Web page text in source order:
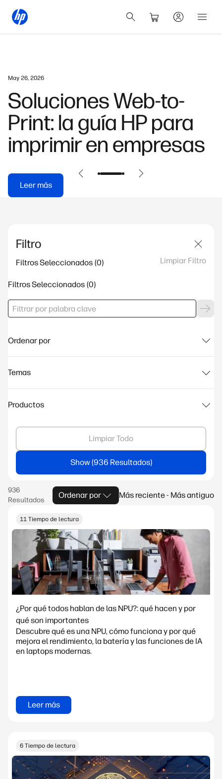
May 26, 2026
Soluciones Web-to-
Print: la guía HP para
imprimir en empresas
Leer más
Filtro
Filtros Seleccionados Limpiar Filtro
Filtros Seleccionados
Ordenar por
Temas
Productos
Limpiar Todo
Show
Ordenar por Más reciente - Más antiguo
11 Tiempo de lectura
¿Por qué todos hablan de las NPU?: qué hacen y por
qué son importantes
Descubre qué es una NPU, cómo funciona y por qué
mejora el rendimiento, la batería y las funciones de IA
en laptops modernas.
Leer más
6 Tiempo de lectura